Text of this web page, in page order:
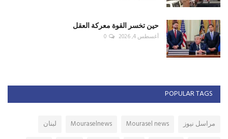
حين تخسر القوة معركة العقل
أغسطس 4, 2026 0
POPULAR TAGS
مراسل نيوز Mourasel news
Mouraselnews
لبنان